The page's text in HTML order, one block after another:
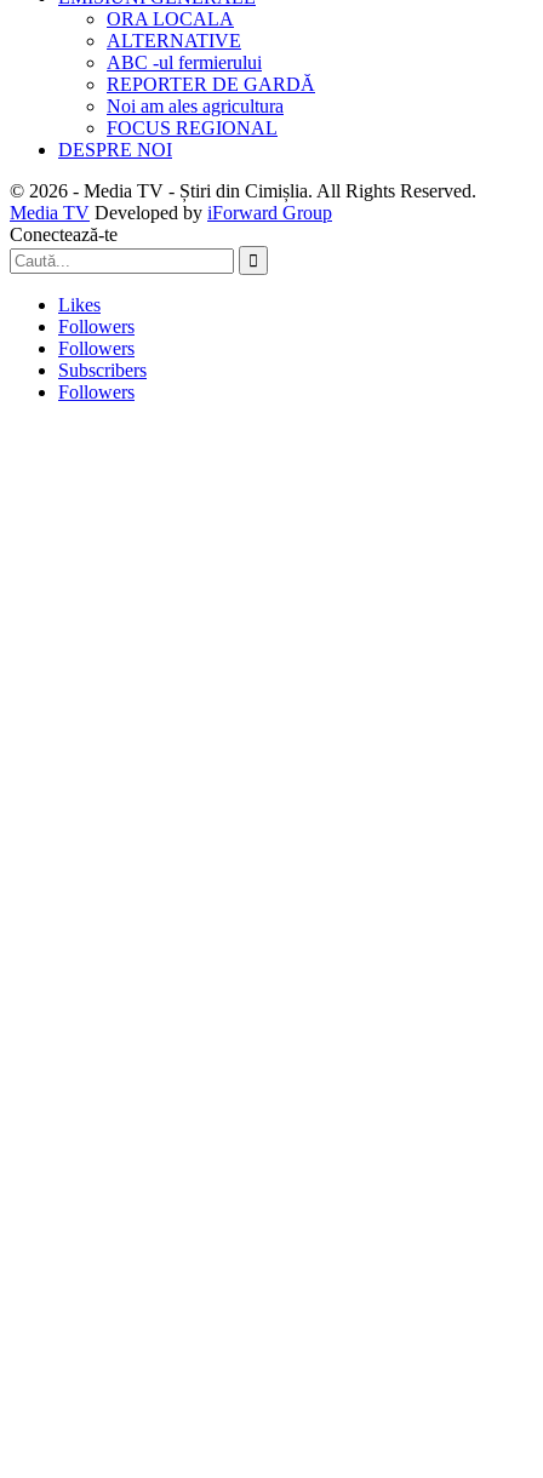
ORA LOCALA
ALTERNATIVE
ABC -ul fermierului
REPORTER DE GARDĂ
Noi am ales agricultura
FOCUS REGIONAL
DESPRE NOI
© 2026 - Media TV - Știri din Cimișlia. All Rights Reserved.
Media TV Developed by iForward Group
Conectează-te
Likes
Followers
Followers
Subscribers
Followers